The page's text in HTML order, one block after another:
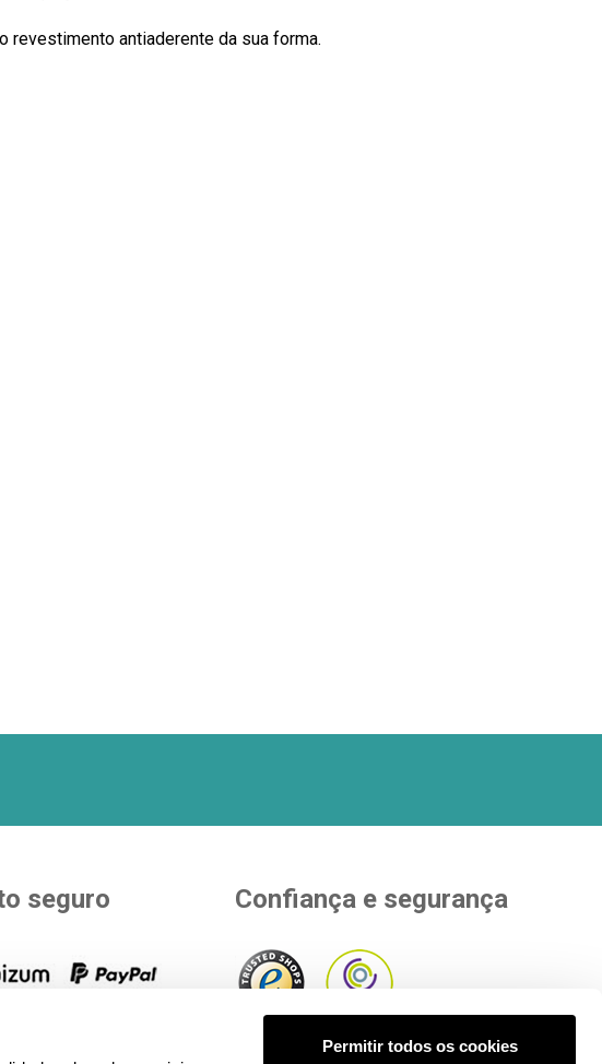
Permitir todos os cookies
antiaderente da sua forma.
seguro Confiança e segurança
Aderimos a entidades independentes